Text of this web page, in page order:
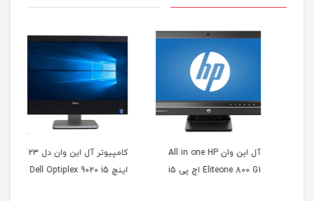
آل این وان All in one HP
Eliteone 800 G1 اچ پی i5
کامپیوتر آل این وان دل 23
اینچ Dell Optiplex 9020 i5